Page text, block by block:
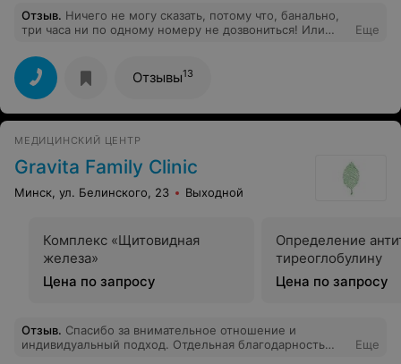
Отзыв. Ничего не могу сказать, потому что, банально,
три часа ни по одному номеру не дозвониться! Или
Еще
Отзывы13
МЕДИЦИНСКИЙ ЦЕНТР
Gravita Family Clinic
Минск, ул. Белинского, 23 Выходной
Комплекс «Щитовидная
железа»
Цена по запросу
Определение
тиреоглобулину
Цена по запросу
Отзыв. Спасибо за внимательное отношение и
индивидуальный подход. Отдельная благодарность
Еще